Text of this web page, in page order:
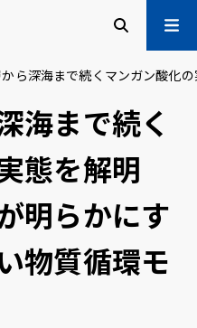
ニュー
学部・大学院等
育・学生支援
国際交流
ら深海まで続くマンガン酸化の
海まで続く
を解明 ――
明らかにす
物質循環モ